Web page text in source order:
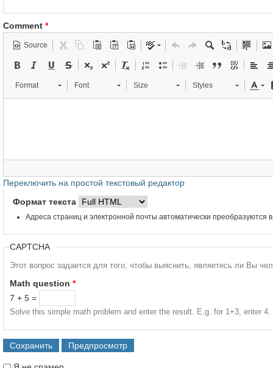
Comment *
Source
Format Font Size Styles
Переключить на простой текстовый редактор
Формат текста
Адреса страниц и электронной почты автоматически преобразуются
CAPTCHA
Этот вопрос задается для того, чтобы выяснить, являетесь ли Вы
Math question *
7 + 5 =
Solve this simple math problem and enter the result. E.g. for 1+3, enter 4.